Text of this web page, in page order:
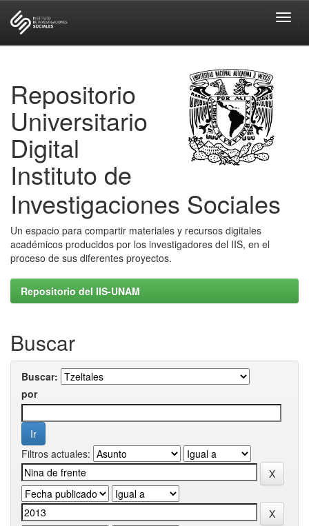
Repositorio
Universitario
Digital
Instituto de
Investigaciones Sociales
Un espacio para compartir materiales y recursos digitales
académicos producidos por los investigadores del IIS, en el
proceso de sus diferentes proyectos.
Repositorio del IIS-UNAM
Buscar
Buscar:
por
Filtros actuales: